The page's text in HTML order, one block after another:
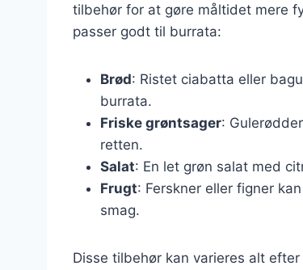
tilbehør for at gøre måltidet mere
passer godt til burrata:
Brød: Ristet ciabatta eller
burrata.
Friske grøntsager:
retten.
Salat: En let grøn salat med
Frugt: Ferskner eller figner
smag.
Disse tilbehør kan varieres alt